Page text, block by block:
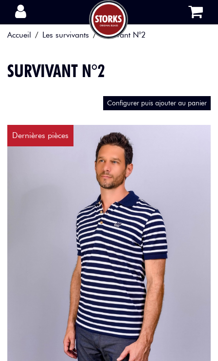
Aller au contenu
Accueil Les survivants survivant N°2
SURVIVANT N°2
Configurer puis ajouter au panier
Dernières pièces